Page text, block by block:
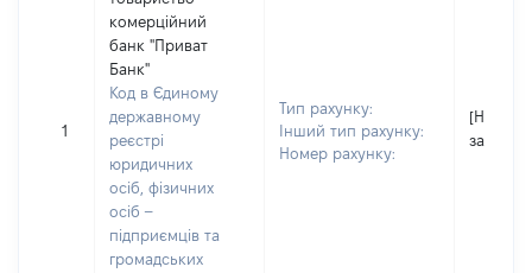
1
комерційний
банк "Приват
Банк"
Код в Єдиному
державному
реєстрі
юридичних
осіб, фізичних
осіб –
підприємців та
громадських
Тип рахунку:
Інший тип рахунку:
Номер рахунку:
[Не